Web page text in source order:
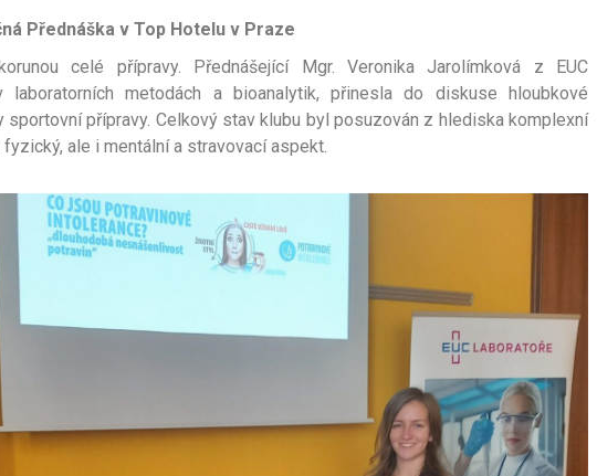
Přednáška v Top Hotelu v Praze
celé přípravy. Přednášející Mgr. Veronika Jarolímková z EUC
v laboratorních metodách a bioanalytik, přinesla do diskuse hloubkové
sportovní přípravy. Celkový stav klubu byl posuzován z hlediska komplexní
ale i mentální a stravovací aspekt.